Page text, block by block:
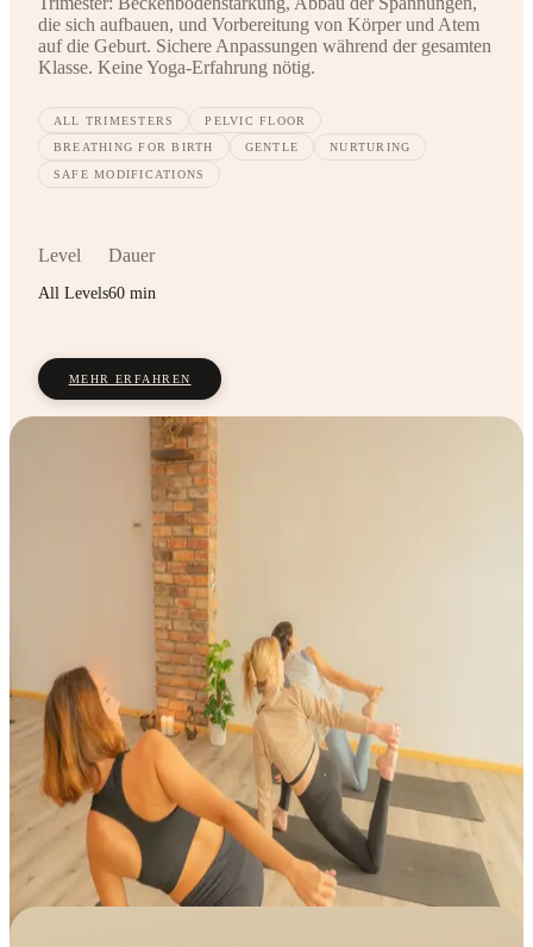
die sich aufbauen, und Vorbereitung von Körper und Atem
auf die Geburt. Sichere Anpassungen während der gesamten
Klasse. Keine Yoga-Erfahrung nötig.
ALL TRIMESTERS PELVIC FLOOR
BREATHING FOR BIRTH GENTLE NURTURING
SAFE MODIFICATIONS
Level
All Levels
Dauer
60 min
MEHR ERFAHREN